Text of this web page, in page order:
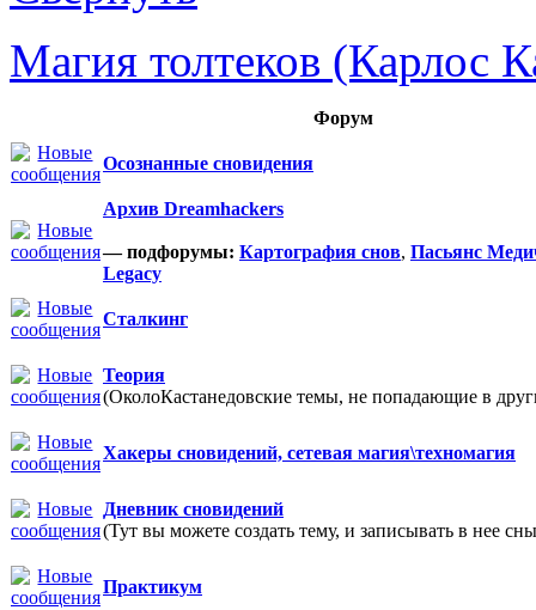
Магия толтеков (Карлос
Форум
Осознанные сновидения
Архив Dreamhackers
— подфорумы: Картография снов, Пасьянс
Legacy
Сталкинг
Теория
(ОколоКастанедовские темы, не попадающие в
Хакеры сновидений, сетевая магия\техномагия
Дневник сновидений
(Тут вы можете создать тему, и записывать в нее
Практикум